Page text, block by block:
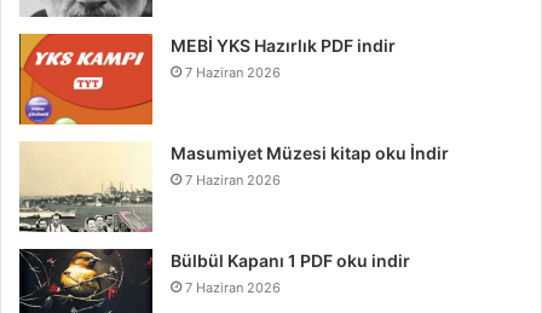
MEBİ YKS Hazırlık PDF indir
7 Haziran 2026
Masumiyet Müzesi kitap oku İndir
7 Haziran 2026
Bülbül Kapanı 1 PDF oku indir
7 Haziran 2026